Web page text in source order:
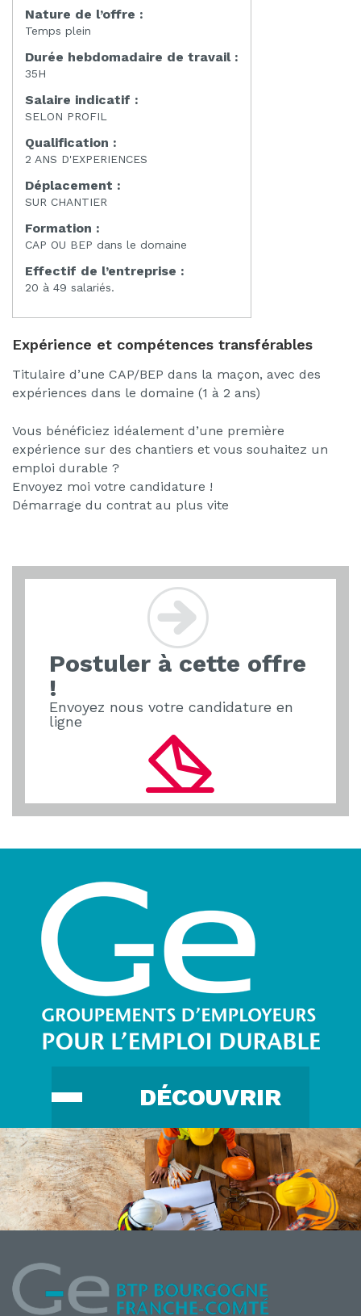
Nature de l’offre :
Temps plein
Durée hebdomadaire de travail :
35H
Salaire indicatif :
SELON PROFIL
Qualification :
2 ANS D'EXPERIENCES
Déplacement :
SUR CHANTIER
Formation :
CAP OU BEP dans le domaine
Effectif de l’entreprise :
20 à 49 salariés.
Expérience et compétences transférables
Titulaire d’une CAP/BEP dans la maçon, avec des
expériences dans le domaine (1 à 2 ans)
Vous bénéficiez idéalement d’une première
expérience sur des chantiers et vous souhaitez un
emploi durable ?
Envoyez moi votre candidature !
Démarrage du contrat au plus vite
Postuler à cette offre
!
Envoyez nous votre candidature en
ligne
DÉCOUVRIR